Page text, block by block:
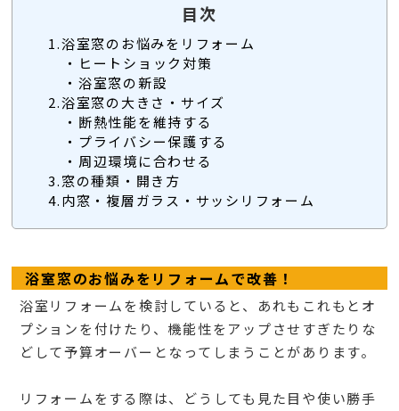
目次
1.浴室窓のお悩みをリフォーム
・ヒートショック対策
・浴室窓の新設
2.浴室窓の大きさ・サイズ
・断熱性能を維持する
・プライバシー保護する
・周辺環境に合わせる
3.窓の種類・開き方
4.内窓・複層ガラス・サッシリフォーム
浴室窓のお悩みをリフォームで改善！
浴室リフォームを検討していると、あれもこれもとオ
プションを付けたり、機能性をアップさせすぎたりな
どして予算オーバーとなってしまうことがあります。
リフォームをする際は、どうしても見た目や使い勝手